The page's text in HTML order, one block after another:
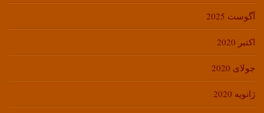
آگوست 2025
اکتبر 2020
جولای 2020
ژانویه 2020